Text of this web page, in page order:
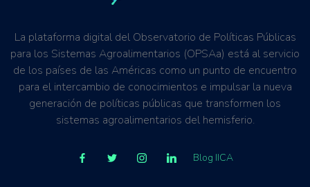
La plataforma digital del Observatorio de Políticas Públicas
para los Sistemas Agroalimentarios (OPSAa) está al servicio
de los países de las Américas como un punto de encuentro
para el intercambio de conocimientos e impulsar la nueva
generación de políticas públicas que transformen los
sistemas agroalimentarios del hemisferio.
Blog IICA